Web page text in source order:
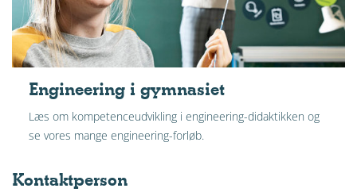
Engineering i gymnasiet
Læs om kompetenceudvikling i engineering-didaktikken og
se vores mange engineering-forløb.
Kontaktperson